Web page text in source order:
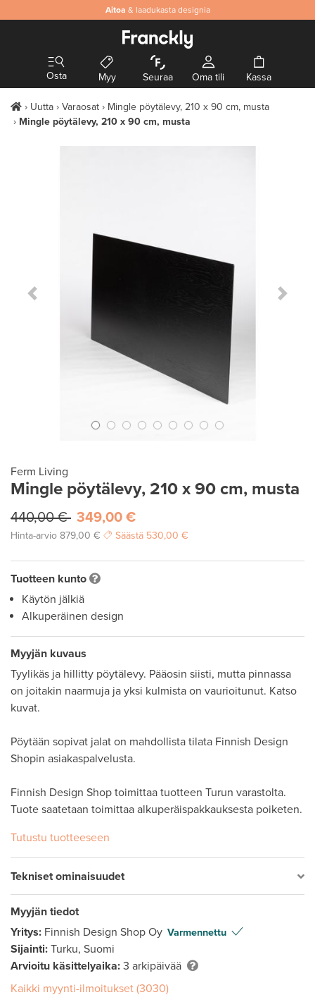
Aitoa & laadukasta designia
Osta Myy Seuraa Oma tili Kassa
Uutta Varaosat
Mingle pöytälevy, 210 x 90 cm, musta
Mingle pöytälevy, 210 x 90 cm, musta
Previous Slide Next
Ferm Living
Mingle pöytälevy, 210 x 90 cm, musta
440,00 € 349,00 €
Hinta-arvio 879,00 € Säästä 530,00 €
Tuotteen kunto
Käytön jälkiä
Alkuperäinen design
Myyjän kuvaus
Tyylikäs ja hillitty pöytälevy. Pääosin siisti, mutta pinnassa
on joitakin naarmuja ja yksi kulmista on vaurioitunut. Katso
kuvat.
Pöytään sopivat jalat on mahdollista tilata Finnish Design
Shopin asiakaspalvelusta.
Finnish Design Shop toimittaa tuotteen Turun varastolta.
Tuote saatetaan toimittaa alkuperäispakkauksesta poiketen.
Tutustu tuotteeseen
Tekniset ominaisuudet
Myyjän tiedot
Yritys: Finnish Design Shop Oy Varmennettu
Sijainti: Turku, Suomi
Arvioitu käsittelyaika: 3 arkipäivää
Kaikki myynti-ilmoitukset (3030)